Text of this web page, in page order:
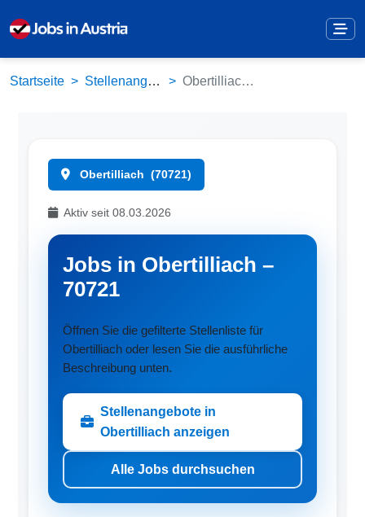
Startseite Stellenangebote Obertilliach (70721)
Obertilliach (70721)
Aktiv seit 08.03.2026
Jobs in Obertilliach –
70721
Öffnen Sie die gefilterte Stellenliste für
Obertilliach oder lesen Sie die ausführliche
Beschreibung unten.
Stellenangebote in
Obertilliach anzeigen
Alle Jobs durchsuchen